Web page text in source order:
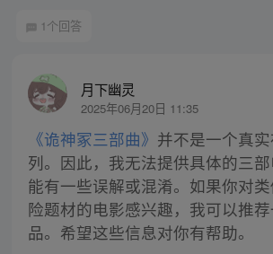
1个回答
月下幽灵
2025年06月20日 11:35
《诡神冢三部曲》 并不是一个真
列。因此，我无法提供具体的三
能有一些误解或混淆。如果你对
险题材的电影感兴趣，我可以推
品。希望这些信息对你有帮助。